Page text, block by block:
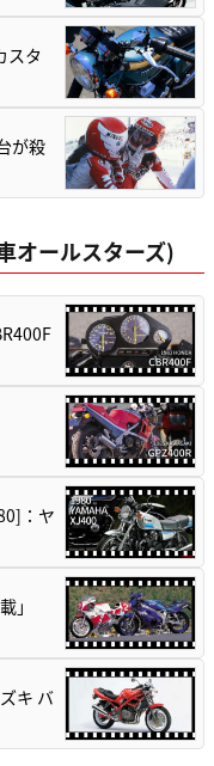
スタ
が殺
オールスターズ)
：ヤ
」
キ バ